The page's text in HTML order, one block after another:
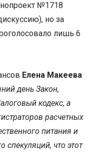
№1718
но за
лишь 6
Елена Макеева
день Закон,
кодекс, а
расчетных
питания и
спекуляций, что этот